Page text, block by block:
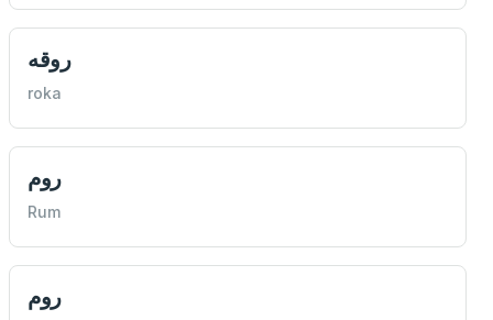
روقه
roka
روم
Rum
روم